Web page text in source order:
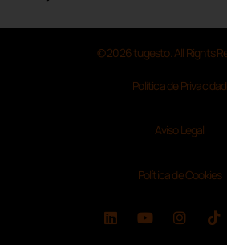
© 2026 tugesto. All Rights
Política de Privacidad
Aviso Legal
Política de Cookies